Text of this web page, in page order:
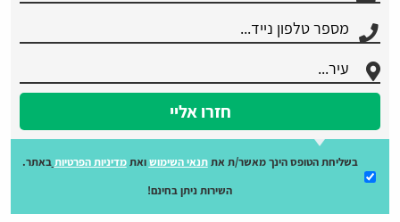
חזרו אליי
בשליחת הטופס הינך מאשר/ת אתתנאי השימושואתמדיניות הפרטיות באתר.
השירות ניתן בחינם!